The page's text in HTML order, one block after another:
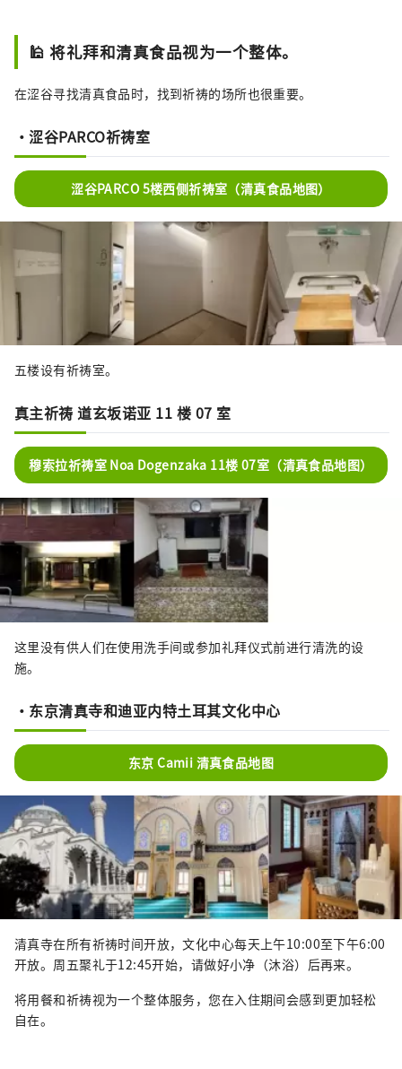
🕌 将礼拜和清真食品视为一个整体。
在涩谷寻找清真食品时，找到祈祷的场所也很重要。
・涩谷PARCO祈祷室
涩谷PARCO 5楼西侧祈祷室（清真食品地图）
五楼设有祈祷室。
真主祈祷 道玄坂诺亚 11 楼 07 室
穆索拉祈祷室 Noa Dogenzaka 11楼 07室（清真食品地图）
这里没有供人们在使用洗手间或参加礼拜仪式前进行清洗的设
施。
・东京清真寺和迪亚内特土耳其文化中心
东京 Camii 清真食品地图
清真寺在所有祈祷时间开放，文化中心每天上午10:00至下午6:00
开放。周五聚礼于12:45开始，请做好小净（沐浴）后再来。
将用餐和祈祷视为一个整体服务，您在入住期间会感到更加轻松
自在。